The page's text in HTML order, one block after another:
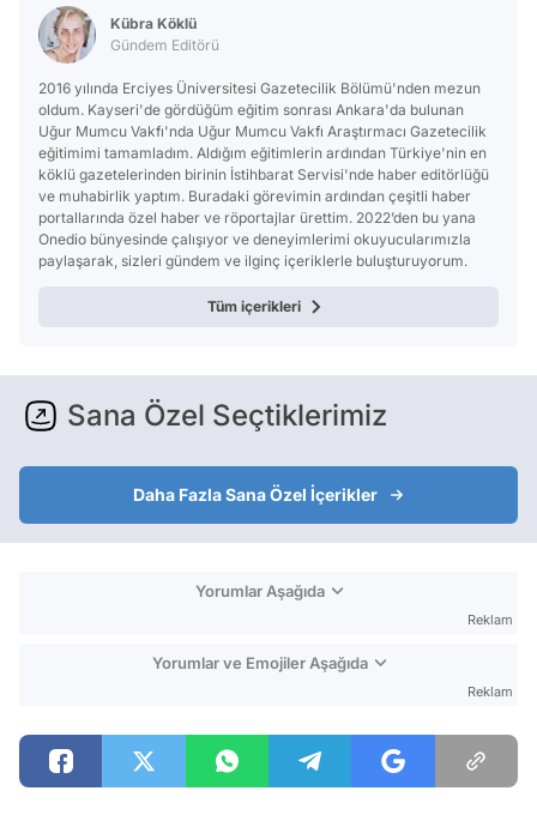
Kübra Köklü
Gündem Editörü
2016 yılında Erciyes Üniversitesi Gazetecilik Bölümü'nden mezun
oldum. Kayseri'de gördüğüm eğitim sonrası Ankara'da bulunan
Uğur Mumcu Vakfı'nda Uğur Mumcu Vakfı Araştırmacı Gazetecilik
eğitimimi tamamladım. Aldığım eğitimlerin ardından Türkiye'nin en
köklü gazetelerinden birinin İstihbarat Servisi'nde haber editörlüğü
ve muhabirlik yaptım. Buradaki görevimin ardından çeşitli haber
portallarında özel haber ve röportajlar ürettim. 2022’den bu yana
Onedio bünyesinde çalışıyor ve deneyimlerimi okuyucularımızla
paylaşarak, sizleri gündem ve ilginç içeriklerle buluşturuyorum.
Tüm içerikleri
Sana Özel Seçtiklerimiz
Daha Fazla Sana Özel İçerikler
Yorumlar Aşağıda
Reklam
Yorumlar ve Emojiler Aşağıda
Reklam